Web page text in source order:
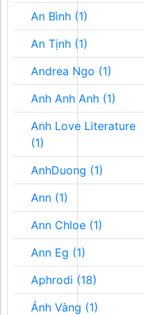
An Bình (1)
An Tịnh (1)
Andrea Ngo (1)
Anh Anh Anh (1)
Anh Love Literature
(1)
AnhDuong (1)
Ann (1)
Ann Chloe (1)
Ann Eg (1)
Aphrodi (18)
Ánh Vàng (1)